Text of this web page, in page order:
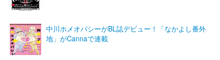
中川ホメオパシーがBL誌デビュー！「なかよし番外
地」がCannaで連載